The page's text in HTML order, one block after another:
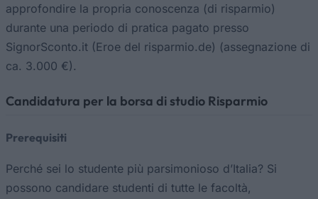
approfondire la propria conoscenza (di risparmio)
durante una periodo di pratica pagato presso
SignorSconto.it (Eroe del risparmio.de) (assegnazione di
ca. 3.000 €).
Candidatura per la borsa di studio Risparmio
Prerequisiti
Perché sei lo studente più parsimonioso d’Italia? Si
possono candidare studenti di tutte le facoltà,